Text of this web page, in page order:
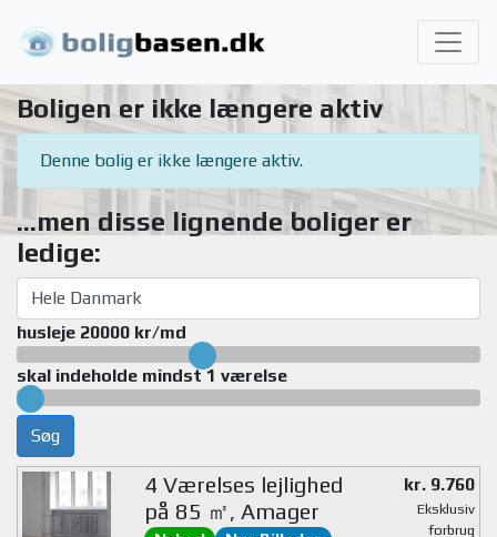
Boligen er ikke længere aktiv
Denne bolig er ikke længere aktiv.
...men disse lignende boliger er
ledige:
husleje 20000 kr/md
skal indeholde mindst 1 værelse
Søg
4 Værelses lejlighed
på 85 ㎡, Amager
kr. 9.760
Eksklusiv
forbrug